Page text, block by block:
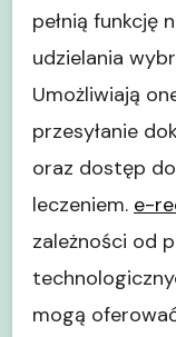
pełnią funkcję
udzielania
Umożliwiają
przesyłanie
oraz dostęp
leczeniem. e-
zależności od
mogą